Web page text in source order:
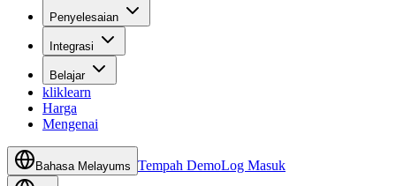
Penyelesaian
Integrasi
Belajar
kliklearn
Harga
Mengenai
Bahasa Melayums Tempah DemoLog Masuk